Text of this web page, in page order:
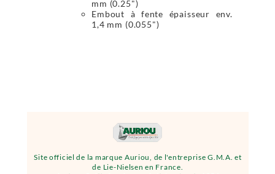
Site officiel de la marque Auriou, de l'entreprise G.M.A. et
de Lie-Nielsen en France.
mm (0.25")
Embout à fente épaisseur env.
1,4 mm (0.055")